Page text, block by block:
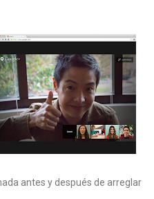
antes y después de arreglar